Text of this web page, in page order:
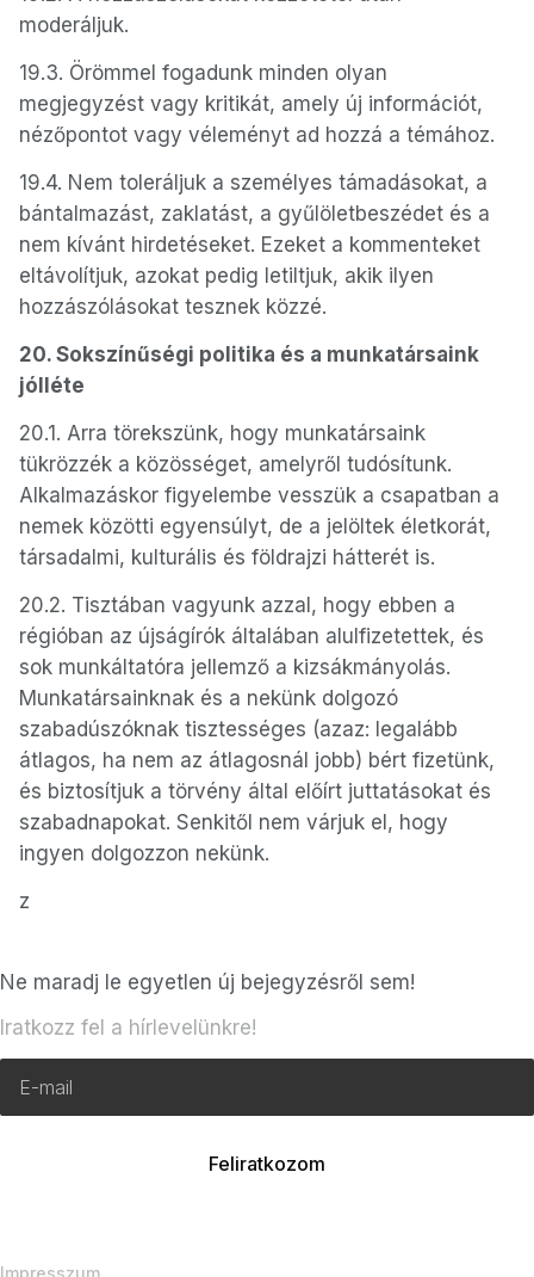
moderáljuk.
19.3. Örömmel fogadunk minden olyan
megjegyzést vagy kritikát, amely új információt,
nézőpontot vagy véleményt ad hozzá a témához.
19.4. Nem toleráljuk a személyes támadásokat, a
bántalmazást, zaklatást, a gyűlöletbeszédet és a
nem kívánt hirdetéseket. Ezeket a kommenteket
eltávolítjuk, azokat pedig letiltjuk, akik ilyen
hozzászólásokat tesznek közzé.
20. Sokszínűségi politika és a munkatársaink
jólléte
20.1. Arra törekszünk, hogy munkatársaink
tükrözzék a közösséget, amelyről tudósítunk.
Alkalmazáskor figyelembe vesszük a csapatban a
nemek közötti egyensúlyt, de a jelöltek életkorát,
társadalmi, kulturális és földrajzi hátterét is.
20.2. Tisztában vagyunk azzal, hogy ebben a
régióban az újságírók általában alulfizetettek, és
sok munkáltatóra jellemző a kizsákmányolás.
Munkatársainknak és a nekünk dolgozó
szabadúszóknak tisztességes (azaz: legalább
átlagos, ha nem az átlagosnál jobb) bért fizetünk,
és biztosítjuk a törvény által előírt juttatásokat és
szabadnapokat. Senkitől nem várjuk el, hogy
ingyen dolgozzon nekünk.
z
Ne maradj le egyetlen új bejegyzésről sem!
Iratkozz fel a hírlevelünkre!
Impresszum